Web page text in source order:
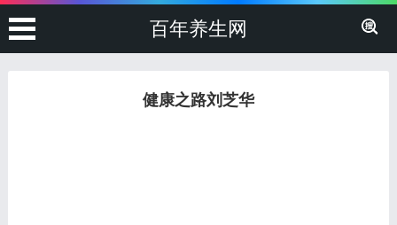
百年养生网
健康之路刘芝华